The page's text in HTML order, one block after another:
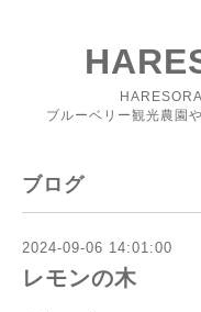
ブルーベリー観光農園
ブログ
2024-09-06 14:01:00
レモンの木